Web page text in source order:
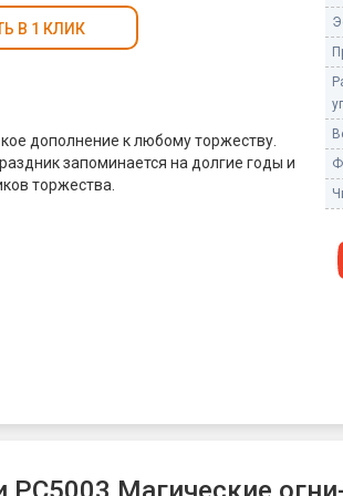
В 1 КЛИК
дополнение к любому торжеству.
запоминается на долгие годы и
торжества.